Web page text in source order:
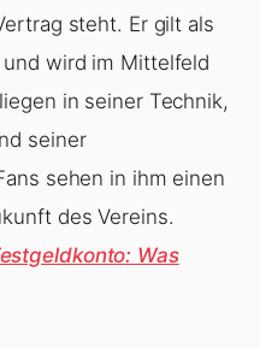
steht. Er gilt als
wird im Mittelfeld
in seiner Technik,
seiner
sehen in ihm einen
des Vereins.
Was